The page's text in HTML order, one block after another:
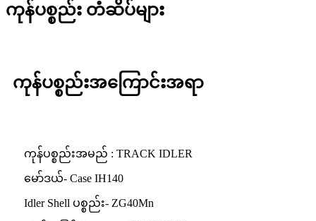
ကုန်ပစ္စည်း တံဆိပ်များ
ကုန်ပစ္စည်းအကြောင်းအရာ
ကုန်ပစ္စည်းအမည် : TRACK IDLER
မော်ဒယ်- Case IH140
Idler Shell ပစ္စည်း- ZG40Mn